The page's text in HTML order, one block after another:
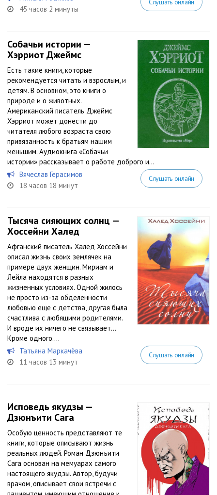
45 часов 2 минуты
Слушать онлайн
Собачьи истории —
Хэрриот Джеймс
Есть такие книги, которые
рекомендуется читать и взрослым, и
детям. В основном, это книги о
природе и о животных.
Американский писатель Джеймс
Хэрриот может донести до
читателя любого возраста свою
привязанность к братьям нашим
меньшим. Аудиокнига «Собачьи
истории» рассказывает о работе доброго и...
Вячеслав Герасимов
18 часов 18 минут
Слушать онлайн
Тысяча сияющих солнц —
Хоссейни Халед
Афганский писатель Халед Хоссейни
описал жизнь своих землячек на
примере двух женщин. Мириам и
Лейла находятся в разных
жизненных условиях. Одной жилось
не просто из-за обделенности
любовью еще с детства, другая была
счастлива с любящими родителями.
И вроде их ничего не связывает…
Кроме одного....
Татьяна Маркачёва
11 часов 13 минут
Слушать онлайн
Исповедь якудзы —
Дзюнъити Сага
Особую ценность представляют те
книги, которые описывают жизнь
реальных людей. Роман Дзюнъити
Сага основан на мемуарах самого
настоящего якудзы. Автор, будучи
врачом, описывает свои встречи с